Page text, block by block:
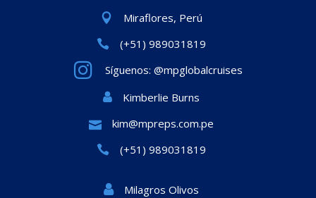
Miraflores, Perú
(+51) 989031819
Síguenos: @mpglobalcruises
Kimberlie Burns
kim@mpreps.com.pe
(+51) 989031819
Milagros Olivos